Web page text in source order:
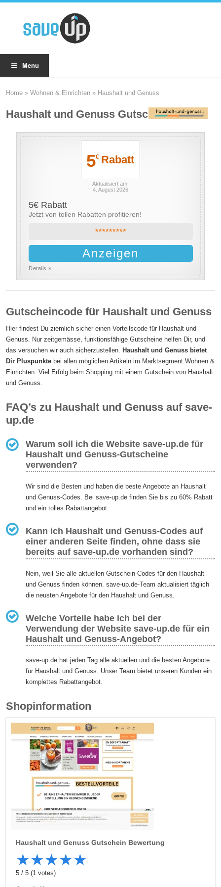
Menu
Home »Wohnen & Einrichten » Haushalt und Genuss
Haushalt und Genuss Gutscheine
5€Rabatt
Aktualisiert am:
4. August 2026
5€ Rabatt
Jetzt von tollen Rabatten profitieren!
*********
Anzeigen
Details »
Gutscheincode für Haushalt und Genuss
Hier findest Du ziemlich sicher einen Vorteilscode für Haushalt und
Genuss. Nur zeitgemässe, funktionsfähige Gutscheine helfen Dir, und
das versuchen wir auch sicherzustellen. Haushalt und Genuss bietet
Dir Pluspunkte bei allen möglichen Artikeln im Marktsegment Wohnen &
Einrichten. Viel Erfolg beim Shopping mit einem Gutschein von Haushalt
und Genuss.
FAQ’s zu Haushalt und Genuss auf save-
up.de
Warum soll ich die Website save-up.de für
Haushalt und Genuss-Gutscheine
verwenden?
Wir sind die Besten und haben die beste Angebote an Haushalt
und Genuss-Codes. Bei save-up.de finden Sie bis zu 60% Rabatt
und ein tolles Rabattangebot.
Kann ich Haushalt und Genuss-Codes auf
einer anderen Seite finden, ohne dass sie
bereits auf save-up.de vorhanden sind?
Nein, weil Sie alle aktuellen Gutschein-Codes für den Haushalt
und Genuss finden können. save-up.de-Team aktualisiert täglich
die neusten Angebote für den Haushalt und Genuss.
Welche Vorteile habe ich bei der
Verwendung der Website save-up.de für ein
Haushalt und Genuss-Angebot?
save-up.de hat jeden Tag alle aktuellen und die besten Angebote
für Haushalt und Genuss. Unser Team bietet unseren Kunden ein
komplettes Rabattangebot.
Shopinformation
Haushalt und Genuss Gutschein Bewertung
★★★★★
5/5 (1 votes)